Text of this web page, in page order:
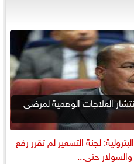
العلاجات الوهمية لمرضى
لجنة التسعير لم تقرر رفع
والسولار حتى...